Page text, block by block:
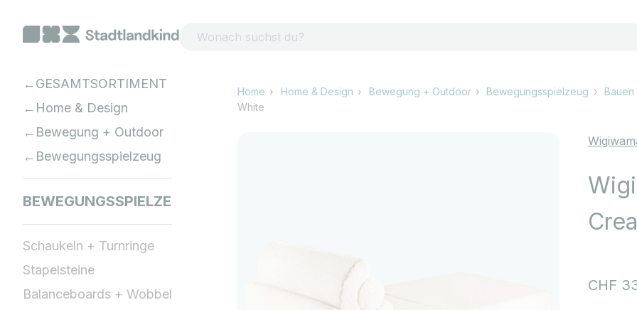
GESAMTSORTIMENT
Home & Design
Bewegung + Outdoor
Bewegungsspielzeug
BEWEGUNGSSPIELZEUG
Schaukeln + Turnringe
Stapelsteine
Balanceboards + Wobbel
Home Home & Design Bewegung + Outdoor Bewegungsspielzeug
White
CHF